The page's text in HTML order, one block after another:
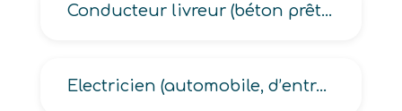
Conducteur livreur (béton prêt à l’emploi, messagerie, poids lourds, avitailleur en carburant)
Electricien (automobile, d’entretien automobile)